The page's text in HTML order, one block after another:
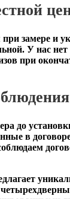
замере и
У нас
при
до
в